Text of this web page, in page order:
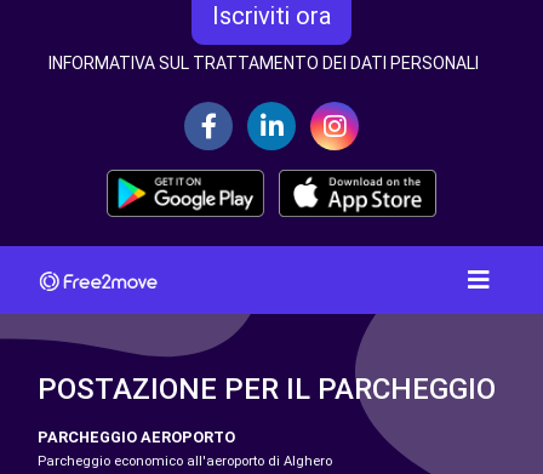
Iscriviti ora
INFORMATIVA SUL TRATTAMENTO DEI DATI PERSONALI
POSTAZIONE PER IL PARCHEGGIO
PARCHEGGIO AEROPORTO
Parcheggio economico all'aeroporto di Alghero